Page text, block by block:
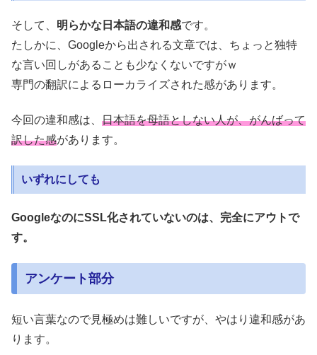
そして、 明らかな日本語の違和感です。
たしかに、Googleから出される文章では、ちょっと独特
な言い回しがあることも少なくないですがｗ
専門の翻訳によるローカライズされた感があります。
今回の違和感は、 日本語を母語としない人が、がんばって
訳した感があります。
いずれにしても
GoogleなのにSSL化されていないのは、完全にアウトで
す。
アンケート部分
短い言葉なので見極めは難しいですが、やはり違和感があ
ります。